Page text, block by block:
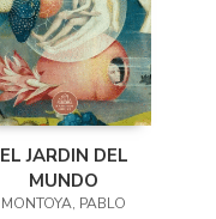
EL JARDIN DEL
MUNDO
MONTOYA, PABLO